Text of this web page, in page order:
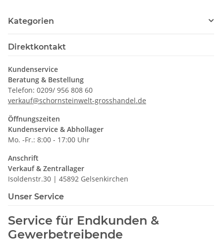
Kategorien
Direktkontakt
Kundenservice
Beratung & Bestellung
Telefon: 0209/ 956 808 60
verkauf@schornsteinwelt-grosshandel.de
Öffnungszeiten
Kundenservice & Abhollager
Mo. -Fr.: 8:00 - 17:00 Uhr
Anschrift
Verkauf & Zentrallager
Isoldenstr.30 | 45892 Gelsenkirchen
Unser Service
Service für Endkunden &
Gewerbetreibende